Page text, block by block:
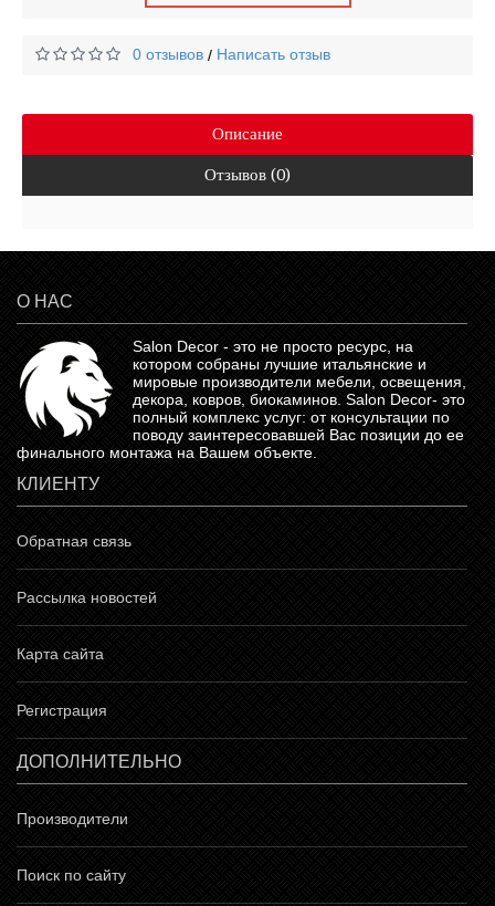
0 отзывов / Написать отзыв
Описание
Отзывов (0)
О НАС
Salon Decor - это не просто ресурс, на
котором собраны лучшие итальянские и
мировые производители мебели, освещения,
декора, ковров, биокаминов. Salon Decor- это
полный комплекс услуг: от консультации по
поводу заинтересовавшей Вас позиции до ее
финального монтажа на Вашем объекте.
КЛИЕНТУ
Обратная связь
Рассылка новостей
Карта сайта
Регистрация
ДОПОЛНИТЕЛЬНО
Производители
Поиск по сайту